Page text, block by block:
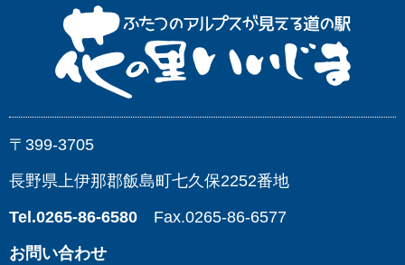
〒399-3705
長野県上伊那郡飯島町七久保2252番地
Tel.0265-86-6580 Fax.0265-86-6577
お問い合わせ